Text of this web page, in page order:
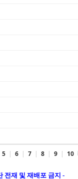
5 | 6 | 7 | 8 | 9 | 10
전재 및 재배포 금지 -